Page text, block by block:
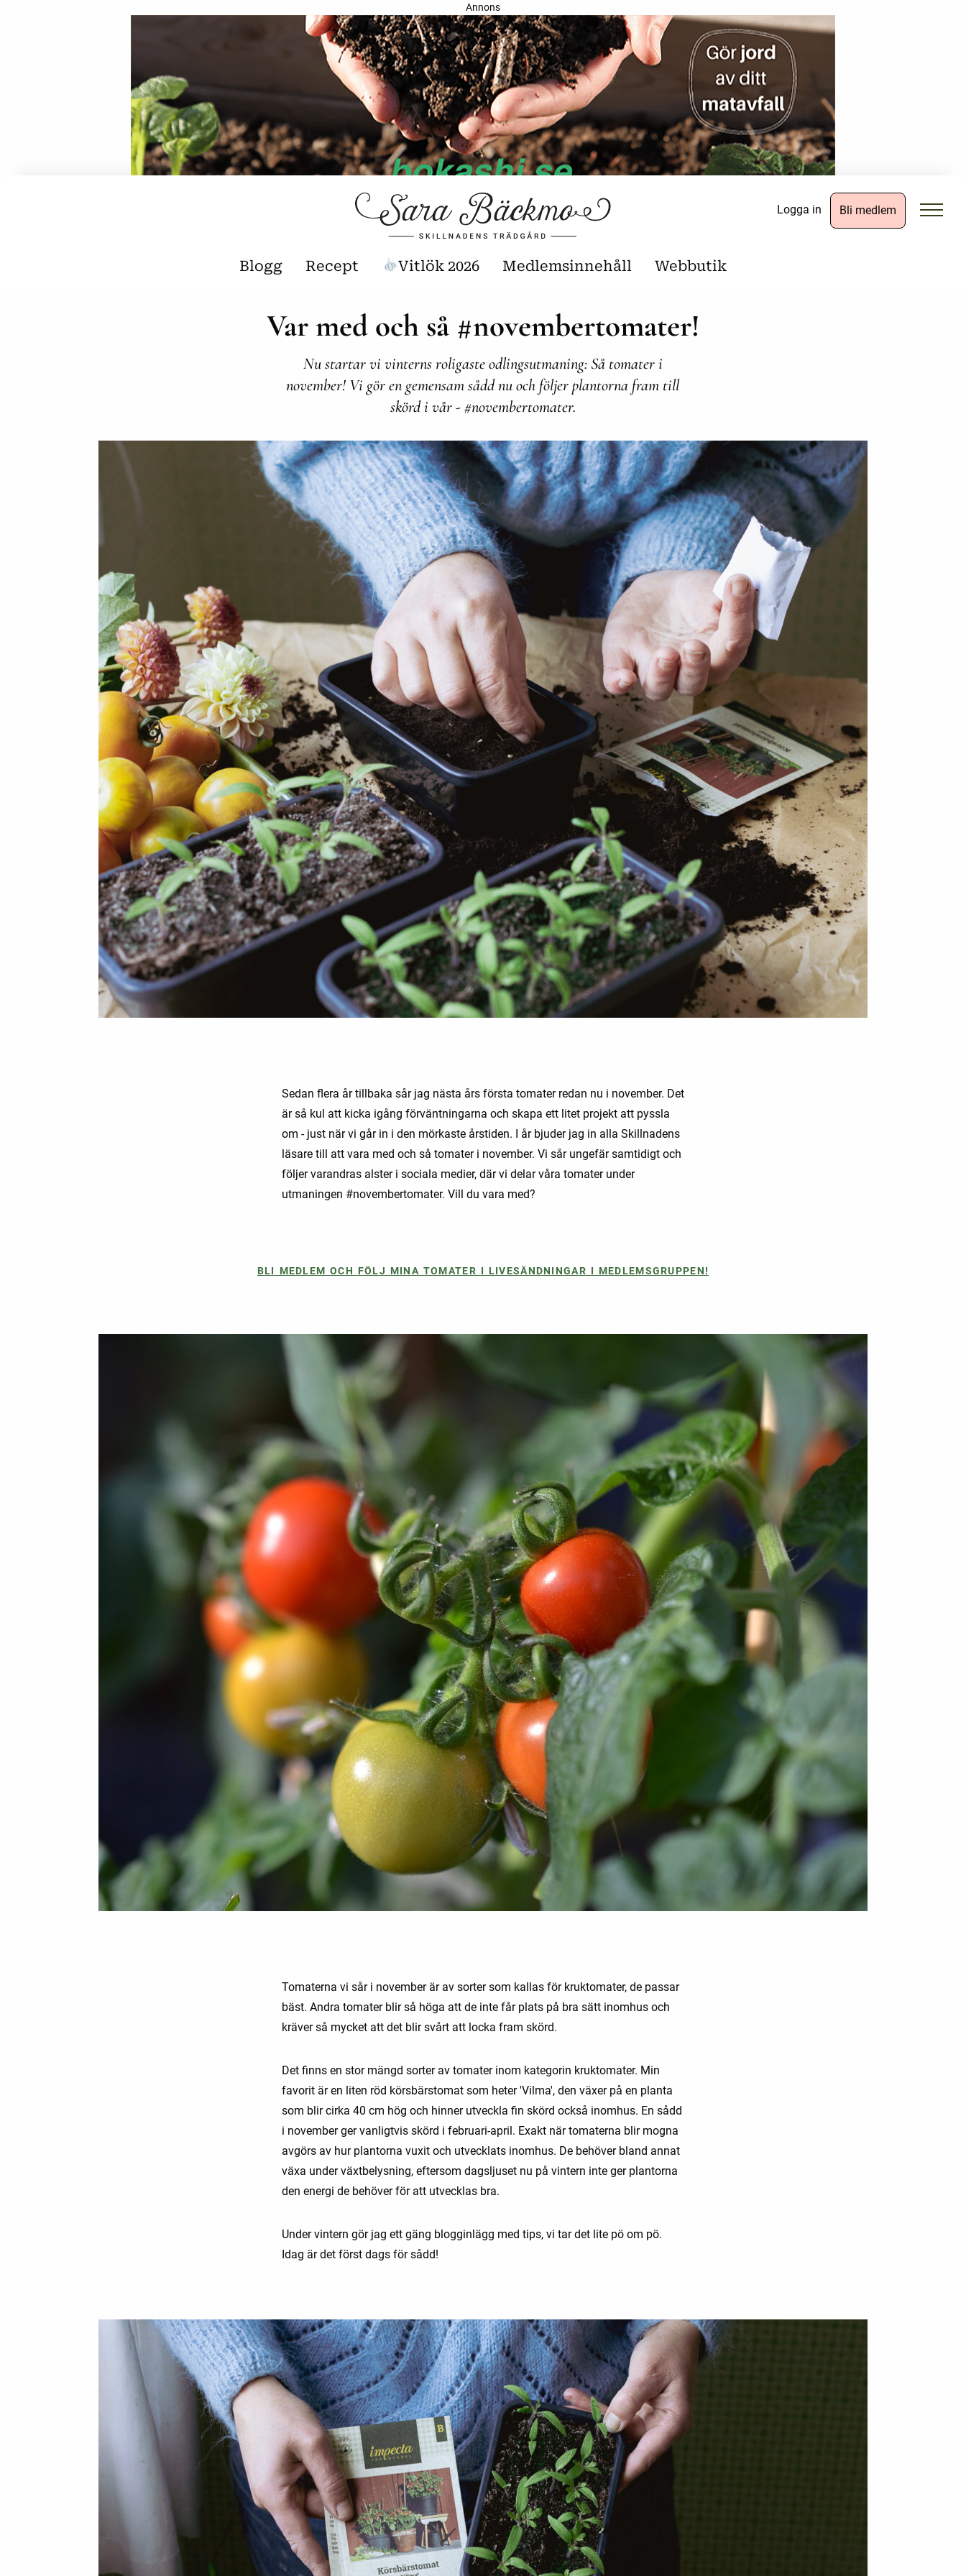
Annons
Logga in Bli medlem
Blogg Recept Vitlök 2026 Medlemsinnehåll Webbutik
Var med och så #novembertomater!
Nu startar vi vinterns roligaste odlingsutmaning: Så tomater i
november! Vi gör en gemensam sådd nu och följer plantorna fram till
skörd i vår - #novembertomater.
Sedan flera år tillbaka sår jag nästa års första tomater redan nu i november. Det
är så kul att kicka igång förväntningarna och skapa ett litet projekt att pyssla
om - just när vi går in i den mörkaste årstiden. I år bjuder jag in alla Skillnadens
läsare till att vara med och så tomater i november. Vi sår ungefär samtidigt och
följer varandras alster i sociala medier, där vi delar våra tomater under
utmaningen #novembertomater. Vill du vara med?
BLI MEDLEM OCH FÖLJ MINA TOMATER I LIVESÄNDNINGAR I MEDLEMSGRUPPEN!
Tomaterna vi sår i november är av sorter som kallas för kruktomater, de passar
bäst. Andra tomater blir så höga att de inte får plats på bra sätt inomhus och
kräver så mycket att det blir svårt att locka fram skörd.
Det finns en stor mängd sorter av tomater inom kategorin kruktomater. Min
favorit är en liten röd körsbärstomat som heter 'Vilma', den växer på en planta
som blir cirka 40 cm hög och hinner utveckla fin skörd också inomhus. En sådd
i november ger vanligtvis skörd i februari-april. Exakt när tomaterna blir mogna
avgörs av hur plantorna vuxit och utvecklats inomhus. De behöver bland annat
växa under växtbelysning, eftersom dagsljuset nu på vintern inte ger plantorna
den energi de behöver för att utvecklas bra.
Under vintern gör jag ett gäng blogginlägg med tips, vi tar det lite pö om pö.
Idag är det först dags för sådd!